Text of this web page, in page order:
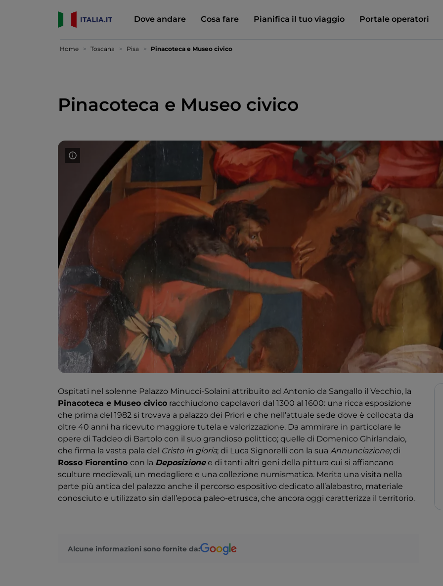
Dove andare Cosa fare Pianifica il tuo viaggio Portale operatori
Home Toscana Pisa Pinacoteca e Museo civico
Pinacoteca e Museo civico
Ospitati nel solenne Palazzo Minucci-Solaini attribuito ad Antonio da Sangallo il Vecchio, la
Pinacoteca e Museo civico racchiudono capolavori dal 1300 al 1600: una ricca esposizione
che prima del 1982 si trovava a palazzo dei Priori e che nell’attuale sede dove è collocata da
oltre 40 anni ha ricevuto maggiore tutela e valorizzazione. Da ammirare in particolare le
opere di Taddeo di Bartolo con il suo grandioso polittico; quelle di Domenico Ghirlandaio,
che firma la vasta pala del Cristo in gloria; di Luca Signorelli con la sua Annunciazione;di
Rosso Fiorentino con la Deposizionee di tanti altri geni della pittura cui si affiancano
sculture medievali, un medagliere e una collezione numismatica. Merita una visita nella
parte più antica del palazzo anche il percorso espositivo dedicato all’alabastro, materiale
conosciuto e utilizzato sin dall’epoca paleo-etrusca, che ancora oggi caratterizza il territorio.
Alcune informazioni sono fornite da: